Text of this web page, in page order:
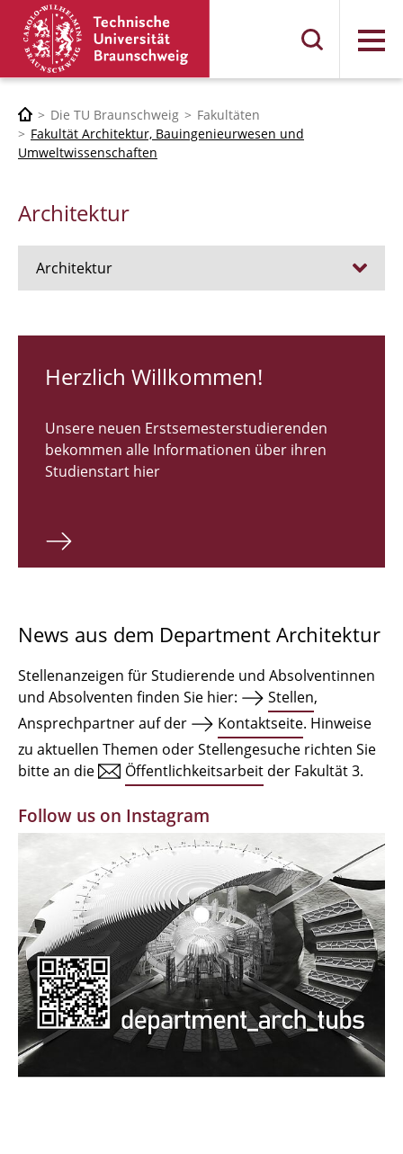
Menü
Die TU Braunschweig
Fakultäten
Fakultät Architektur, Bauingenieurwesen und
Umweltwissenschaften
Architektur
Architektur
RUNDGANG 26
Bachelor Architektur
Master Architektur
Qualifikationsprofil
Institute
Einrichtungen
Zeichensäle
MBW | Modellbauwerkstatt
Alumni | cloud club
Dokumente und Downloads
Herzlich Willkommen!
Unsere neuen Erstsemesterstudierenden
bekommen alle Informationen über ihren
Studienstart hier
News aus dem Department Architektur
Stellenanzeigen für Studierende und Absolventinnen
und Absolventen finden Sie hier:
Stellen,
Ansprechpartner auf der
Kontaktseite. Hinweise
zu aktuellen Themen oder Stellengesuche richten Sie
bitte an die
Öffentlichkeitsarbeit der Fakultät 3.
Follow us on Instagram